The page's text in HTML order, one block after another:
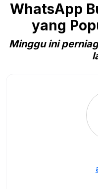
WhatsApp
yang
Minggu ini